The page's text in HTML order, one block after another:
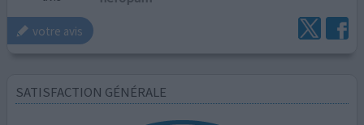
votre avis
SATISFACTION GÉNÉRALE